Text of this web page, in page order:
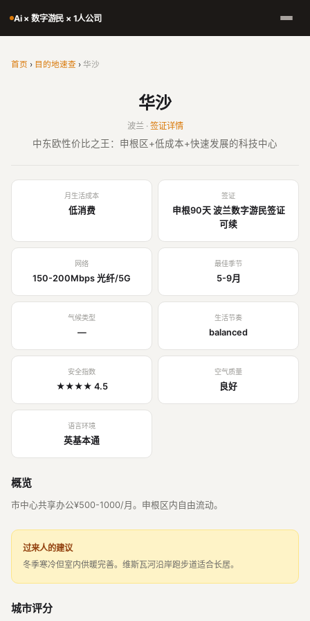
Ai × 数字游民 × 1人公司
首页 › 目的地速查 › 华沙
华沙
波兰 · 签证详情
中东欧性价比之王：申根区+低成本+快速发展的科技中心
月生活成本
低消费
签证
申根90天 波兰数字游民签证
可续
网络
150-200Mbps 光纤/5G
最佳季节
5-9月
气候类型
—
生活节奏
balanced
安全指数
★★★★ 4.5
空气质量
良好
语言环境
英基本通
概览
市中心共享办公¥500-1000/月。申根区内自由流动。
过来人的建议
冬季寒冷但室内供暖完善。维斯瓦河沿岸跑步道适合长居。
城市评分